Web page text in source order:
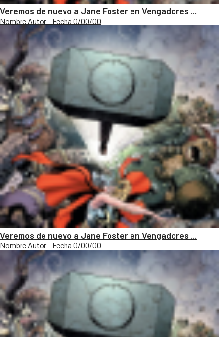
Veremos de nuevo a Jane Foster en Vengadores ...
Nombre Autor - Fecha 0/00/00
Veremos de nuevo a Jane Foster en Vengadores ...
Nombre Autor - Fecha 0/00/00